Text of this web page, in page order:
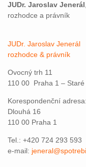
JUDr. Jaroslav Jenerál
rozhodce a právník
JUDr. Jaroslav Jenerál
rozhodce & právník
Ovocný trh 11
110 00 Praha 1 – Staré
Korespondenční adresa:
Dlouhá 16
110 00 Praha 1
Tel.: +420 724 293 593
e-mail: